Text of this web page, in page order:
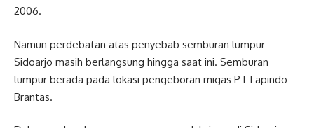
2006.
Namun perdebatan atas penyebab semburan lumpur
Sidoarjo masih berlangsung hingga saat ini. Semburan
lumpur berada pada lokasi pengeboran migas PT Lapindo
Brantas.